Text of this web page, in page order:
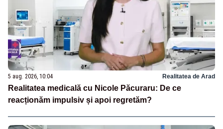
5 aug. 2026, 10:04 Realitatea de Arad
Realitatea medicală cu Nicole Păcuraru: De ce
reacționăm impulsiv și apoi regretăm?